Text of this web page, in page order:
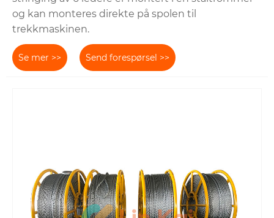
og kan monteres direkte på spolen til
trekkmaskinen.
Se mer >> Send forespørsel >>